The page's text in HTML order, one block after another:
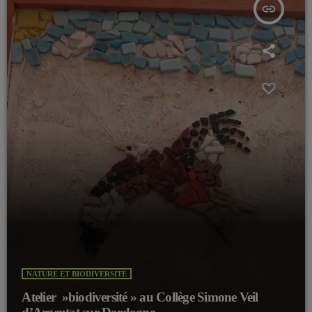
insert_link
NATURE ET BIODIVERSITÉ
Atelier »biodiversité » au Collège Simone Veil